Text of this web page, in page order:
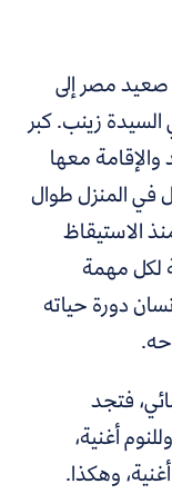
مصر إلى
زينب. كبر
والإقامة معها
في المنزل طوال
الاستيقاظ
لكل مهمة
دورة حياته
فتجد
أغنية،
وهكذا.